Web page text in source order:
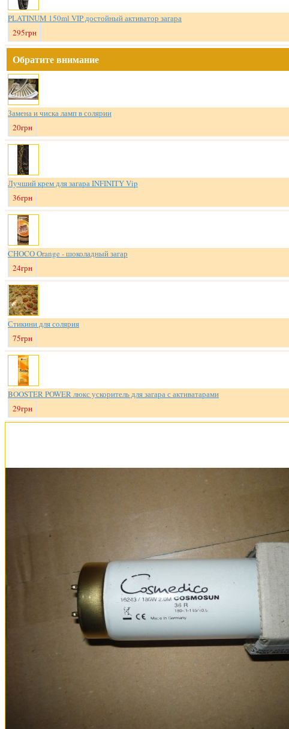
PLATINUM 150ml VIP достойный активатор загара
295грн
Обратите внимание
Замена и чиска ламп в солярии
20грн
Лучший крем для загара INFINITY Vip
36грн
CHOCO Orange - шоколадный загар
24грн
Стикини для солярия
75грн
BOOSTER POWER люкс ускоритель для загара с активатарами
29грн